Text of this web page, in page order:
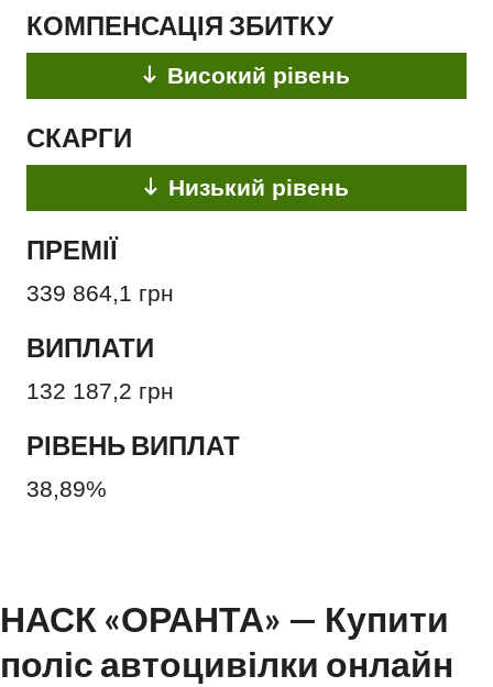
КОМПЕНСАЦІЯ ЗБИТКУ
Високий рівень
СКАРГИ
Низький рівень
ПРЕМІЇ
339 864,1 грн
ВИПЛАТИ
132 187,2 грн
РІВЕНЬ ВИПЛАТ
38,89%
НАСК «ОРАНТА» — Купити
поліс автоцивілки онлайн